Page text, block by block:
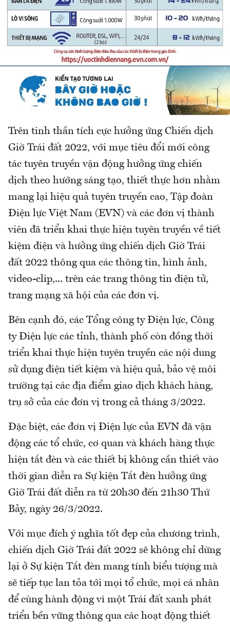
Trên tinh thần tích cực hưởng ứng Chiến dịch
Giờ Trái đất 2022, với mục tiêu đổi mới công
tác tuyên truyền vận động hưởng ứng chiến
dịch theo hướng sáng tạo, thiết thực hơn nhằm
mang lại hiệu quả tuyên truyền cao, Tập đoàn
Điện lực Việt Nam (EVN) và các đơn vị thành
viên đã triển khai thực hiện tuyên truyền về tiết
kiệm điện và hưởng ứng chiến dịch Giờ Trái
đất 2022 thông qua các thông tin, hình ảnh,
video-clip,... trên các trang thông tin điện tử,
trang mạng xã hội của các đơn vị.
Bên cạnh đó, các Tổng công ty Điện lực, Công
ty Điện lực các tỉnh, thành phố còn đồng thời
triển khai thực hiện tuyên truyền các nội dung
sử dụng điện tiết kiệm và hiệu quả, bảo vệ môi
trường tại các địa điểm giao dịch khách hàng,
trụ sở của các đơn vị trong cả tháng 3/2022.
Đặc biệt, các đơn vị Điện lực của EVN đã vận
động các tổ chức, cơ quan và khách hàng thực
hiện tắt đèn và các thiết bị không cần thiết vào
thời gian diễn ra Sự kiện Tắt đèn hưởng ứng
Giờ Trái đất diễn ra từ 20h30 đến 21h30 Thứ
Bảy, ngày 26/3/2022.
Với mục đích ý nghĩa tốt đẹp của chương trình,
chiến dịch Giờ Trái đất 2022 sẽ không chỉ dừng
lại ở Sự kiện Tắt đèn mang tính biểu tượng mà
sẽ tiếp tục lan tỏa tới mọi tổ chức, mọi cá nhân
để cùng hành động vì một Trái đất xanh phát
triển bền vững thông qua các hoạt động thiết